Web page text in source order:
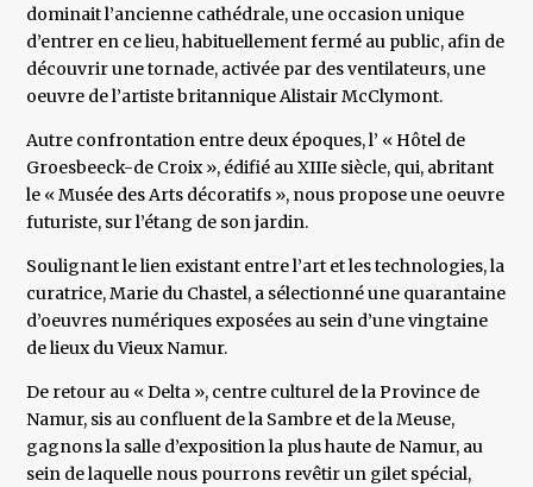
dominait l’ancienne cathédrale, une occasion unique
d’entrer en ce lieu, habituellement fermé au public, afin de
découvrir une tornade, activée par des ventilateurs, une
oeuvre de l’artiste britannique Alistair McClymont.
Autre confrontation entre deux époques, l’ « Hôtel de
Groesbeeck-de Croix », édifié au XIIIe siècle, qui, abritant
le « Musée des Arts décoratifs », nous propose une oeuvre
futuriste, sur l’étang de son jardin.
Soulignant le lien existant entre l’art et les technologies, la
curatrice, Marie du Chastel, a sélectionné une quarantaine
d’oeuvres numériques exposées au sein d’une vingtaine
de lieux du Vieux Namur.
De retour au « Delta », centre culturel de la Province de
Namur, sis au confluent de la Sambre et de la Meuse,
gagnons la salle d’exposition la plus haute de Namur, au
sein de laquelle nous pourrons revêtir un gilet spécial,